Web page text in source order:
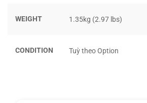
suất cao mà còn giúp tiết kiệm năng
cần lo lắng về thời gian sạc pin.
WEIGHT 1.35kg (2.97 lbs)
CONDITION Tuỳ theo Option